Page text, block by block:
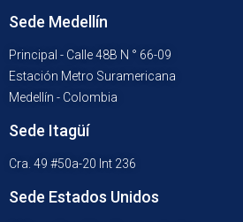
Sede Medellín
Principal - Calle 48B N ° 66-09
Estación Metro Suramericana
Medellín - Colombia
Sede Itagüí
Cra. 49 #50a-20 Int 236
Sede Estados Unidos